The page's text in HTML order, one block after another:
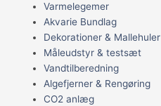
Varmelegemer
Akvarie Bundlag
Dekorationer & Mallehuler
Måleudstyr & testsæt
Vandtilberedning
Algefjerner & Rengøring
CO2 anlæg